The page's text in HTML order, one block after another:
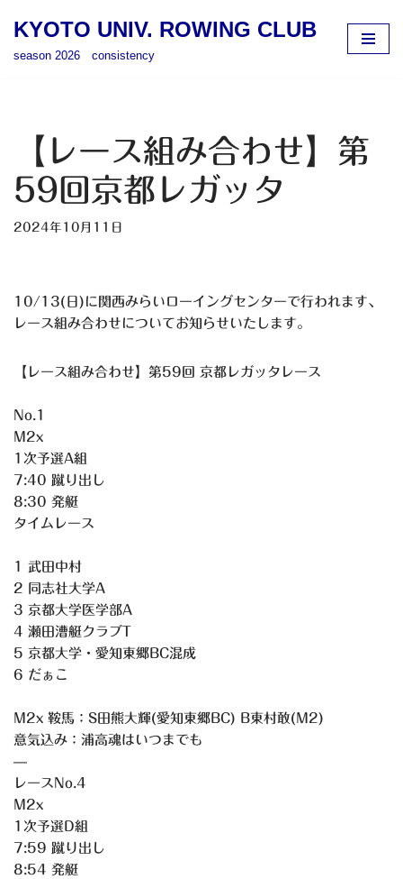
ス
キ
ッ
KYOTO UNIV. ROWING CLUB
season 2026 consistency
【レース組み合わせ】第
59回京都レガッタ
2024年10月11日
10/13(日)に関西みらいローイングセンターで行われます、
レース組み合わせについてお知らせいたします。
【レース組み合わせ】第59回 京都レガッタレース
No.1
M2x
1次予選A組
7:40 蹴り出し
8:30 発艇
タイムレース
1 武田中村
2 同志社大学A
3 京都大学医学部A
4 瀬田漕艇クラブT
5 京都大学・愛知東郷BC混成
6 だぁこ
M2x 鞍馬：S田熊大輝(愛知東郷BC) B東村敢(M2)
意気込み：浦高魂はいつまでも
—
レースNo.4
M2x
1次予選D組
7:59 蹴り出し
8:54 発艇